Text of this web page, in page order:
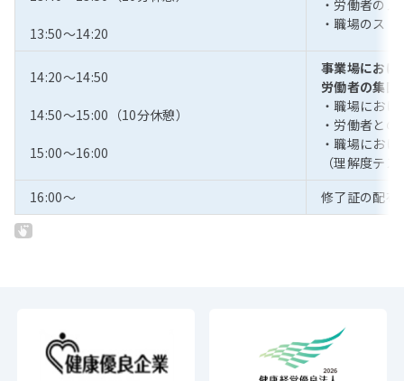
13:50～14:20
・労働者の
・職場のス
14:20～14:50
14:50～15:00（10分休憩）
15:00～16:00
事業場におけ
労働者の集団
・職場にお
・労働者と
・職場にお
（理解度テ
16:00～
修了証の配布